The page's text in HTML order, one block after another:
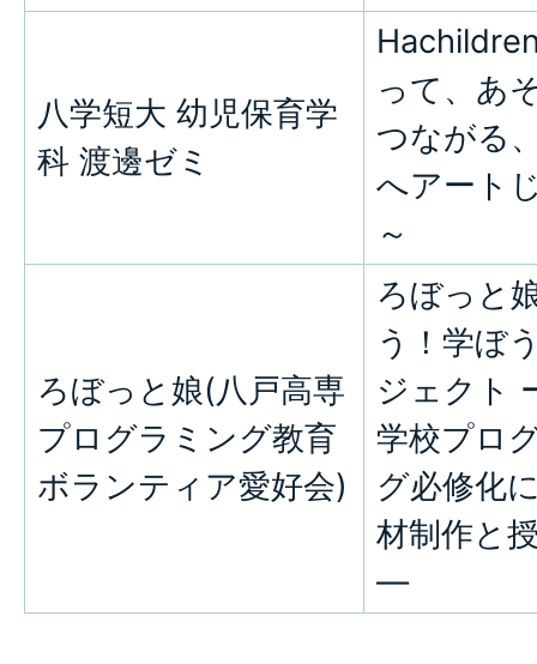
八学短大 幼児保育学
科 渡邊ゼミ
って、あ
つながる
へアート
～
ろぼっと娘(八戸高専
プログラミング教育
ボランティア愛好会)
ろぼっと
う！学ぼ
ジェクト
学校プロ
グ必修化
材制作と
―